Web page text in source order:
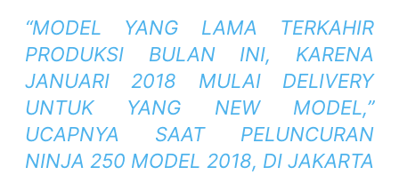
“MODEL YANG LAMA TERKAHIR
PRODUKSI BULAN INI, KARENA
JANUARI 2018 MULAI DELIVERY
UNTUK YANG NEW MODEL,”
UCAPNYA SAAT PELUNCURAN
NINJA 250 MODEL 2018, DI JAKARTA